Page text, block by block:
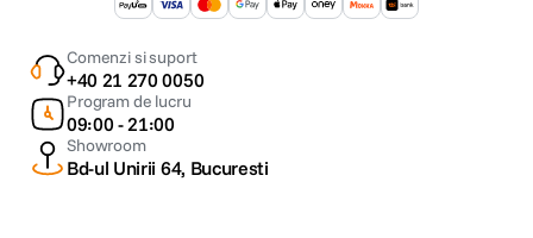
Comenzi si suport
+40 21 270 0050
Program de lucru
09:00 - 21:00
Showroom
Bd-ul Unirii 64, Bucuresti